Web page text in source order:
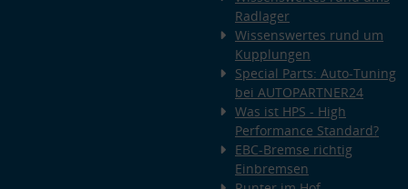
Radlager
Wissenswertes rund um
Kupplungen
Special Parts: Auto-Tuning
bei AUTOPARTNER24
Was ist HPS - High
Performance Standard?
EBC-Bremse richtig
Einbremsen